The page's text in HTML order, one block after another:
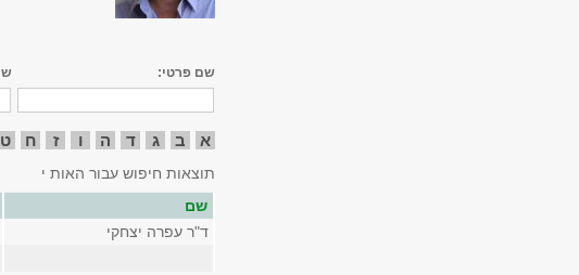
שם פרטי:
א ב ג ד ה ו ז ח ט
תוצאות חיפוש עבור האות י
שם
ד"ר עפרה יצחקי